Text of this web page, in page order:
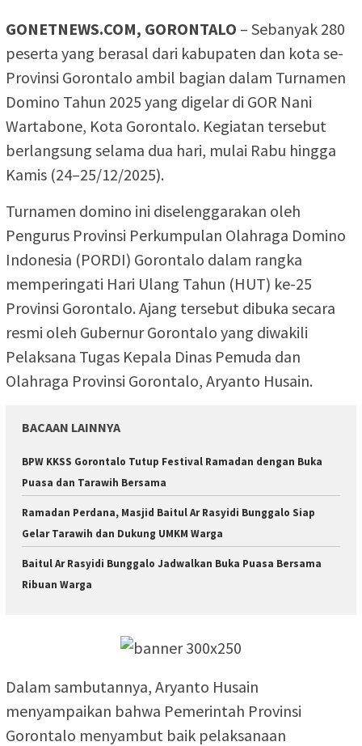
GONETNEWS.COM, GORONTALO – Sebanyak 280
peserta yang berasal dari kabupaten dan kota se-
Provinsi Gorontalo ambil bagian dalam Turnamen
Domino Tahun 2025 yang digelar di GOR Nani
Wartabone, Kota Gorontalo. Kegiatan tersebut
berlangsung selama dua hari, mulai Rabu hingga
Kamis (24–25/12/2025).
Turnamen domino ini diselenggarakan oleh
Pengurus Provinsi Perkumpulan Olahraga Domino
Indonesia (PORDI) Gorontalo dalam rangka
memperingati Hari Ulang Tahun (HUT) ke-25
Provinsi Gorontalo. Ajang tersebut dibuka secara
resmi oleh Gubernur Gorontalo yang diwakili
Pelaksana Tugas Kepala Dinas Pemuda dan
Olahraga Provinsi Gorontalo, Aryanto Husain.
BACAAN LAINNYA
BPW KKSS Gorontalo Tutup Festival Ramadan dengan Buka
Puasa dan Tarawih Bersama
Ramadan Perdana, Masjid Baitul Ar Rasyidi Bunggalo Siap
Gelar Tarawih dan Dukung UMKM Warga
Baitul Ar Rasyidi Bunggalo Jadwalkan Buka Puasa Bersama
Ribuan Warga
Dalam sambutannya, Aryanto Husain
menyampaikan bahwa Pemerintah Provinsi
Gorontalo menyambut baik pelaksanaan